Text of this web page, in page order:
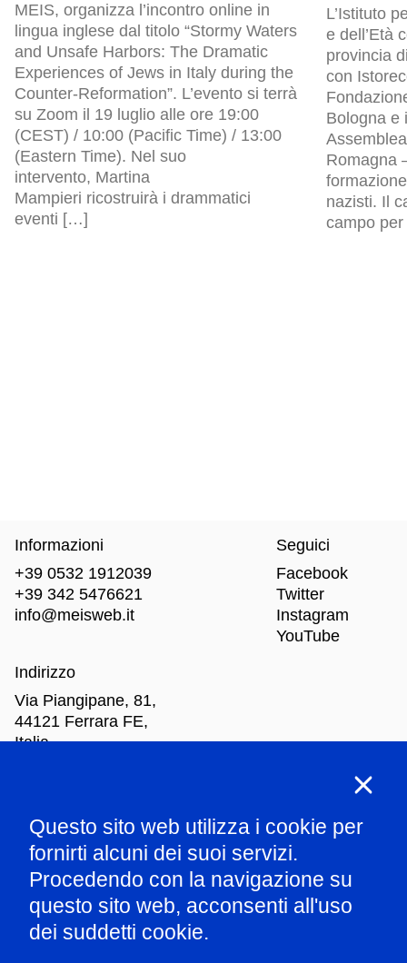
MEIS, organizza l’incontro online in
lingua inglese dal titolo “Stormy Waters
and Unsafe Harbors: The Dramatic
Experiences of Jews in Italy during the
Counter-Reformation”. L’evento si terrà
su Zoom il 19 luglio alle ore 19:00
(CEST) / 10:00 (Pacific Time) / 13:00
(Eastern Time). Nel suo
intervento, Martina
Mampieri ricostruirà i drammatici
eventi […]
L’Istituto
e dell’Età
provincia
con
Bologna e
Romagna
nazisti. Il
campo
Questo sito web utilizza i cookie per
fornirti alcuni dei suoi servizi.
Procedendo con la navigazione su
questo sito web, acconsenti all'uso
dei suddetti cookie.
Informazioni
+39 0532 1912039
+39 342 5476621
info@meisweb.it
Indirizzo
Via Piangipane, 81,
44121 Ferrara FE,
Italia
Seguici
Facebook
Twitter
Instagram
YouTube
Mar-Dom: dalle 10.00 alle 18.00
Parla con il nostro staff
Amministrazione trasparente